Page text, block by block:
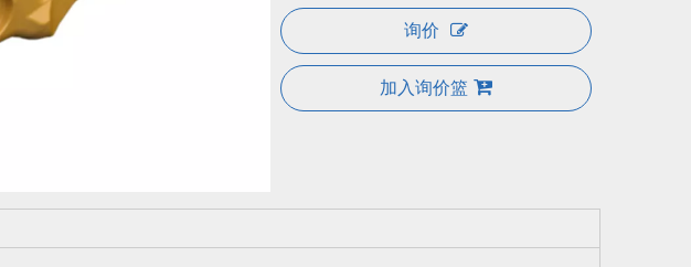
询价
加入询价篮